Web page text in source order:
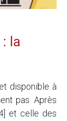
la
disponible à
pas. Après
et celle des